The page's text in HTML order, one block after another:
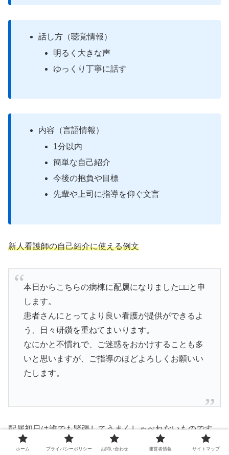
話し方（聴覚情報）
明るく大きな声
ゆっくり丁寧に話す
内容（言語情報）
1分以内
簡単な自己紹介
今後の抱負や目標
先輩や上司に指導を仰ぐ文言
新人看護師の自己紹介に使える例文
本日からこちらの病棟に配属になりました□□と申
します。
患者さんにとってより良い看護が提供ができるよ
う、日々研鑽を重ねてまいります。
なにかと不慣れで、ご迷惑をおかけすることも多
いと思いますが、ご指導のほどよろしくお願いい
たします。
配属初日は誰でも緊張してうまくしゃべれないものです。
ホーム プライバシーポリシー お問い合わせ 運営者情報 サイトマップ